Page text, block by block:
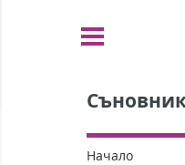
Начало